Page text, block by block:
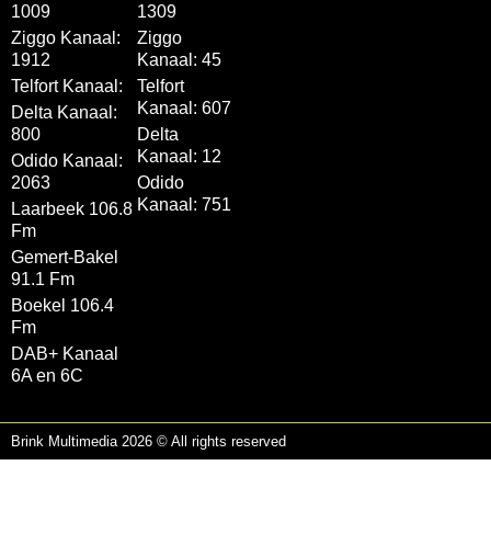
1009
Ziggo Kanaal:
1912
Telfort Kanaal:
Delta Kanaal:
800
Odido Kanaal:
2063
Laarbeek 106.8
Fm
Gemert-Bakel
91.1 Fm
Boekel 106.4
Fm
DAB+ Kanaal
6A en 6C
1309
Ziggo
Kanaal: 45
Telfort
Kanaal: 607
Delta
Kanaal: 12
Odido
Kanaal: 751
Brink Multimedia 2026 © All rights reserved